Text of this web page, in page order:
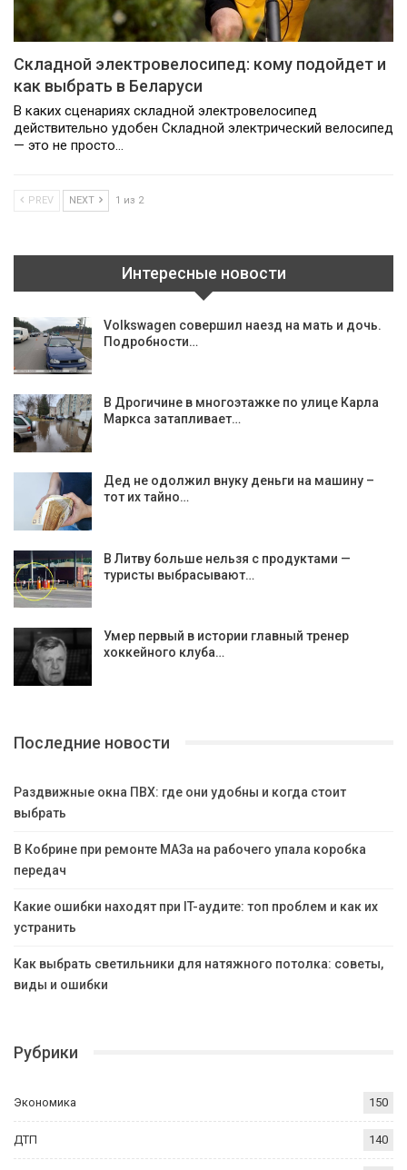
Складной электровелосипед: кому подойдет и
как выбрать в Беларуси
В каких сценариях складной электровелосипед
действительно удобен Складной электрический велосипед
— это не просто…
PREV NEXT 1 из 2
Интересные новости
Volkswagen совершил наезд на мать и дочь.
Подробности…
В Дрогичине в многоэтажке по улице Карла
Маркса затапливает…
Дед не одолжил внуку деньги на машину –
тот их тайно…
В Литву больше нельзя с продуктами —
туристы выбрасывают…
Умер первый в истории главный тренер
хоккейного клуба…
Последние новости
Раздвижные окна ПВХ: где они удобны и когда стоит
выбрать
В Кобрине при ремонте МАЗа на рабочего упала коробка
передач
Какие ошибки находят при IT-аудите: топ проблем и как их
устранить
Как выбрать светильники для натяжного потолка: советы,
виды и ошибки
Рубрики
Экономика 150
ДТП 140